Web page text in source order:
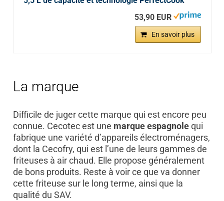
53,90 EUR
En savoir plus
La marque
Difficile de juger cette marque qui est encore peu
connue. Cecotec est une marque espagnolequi
fabrique une variété d’appareils électroménagers,
dont la Cecofry, qui est l’une de leurs gammes de
friteuses à air chaud. Elle propose généralement
de bons produits. Reste à voir ce que va donner
cette friteuse sur le long terme, ainsi que la
qualité du SAV.